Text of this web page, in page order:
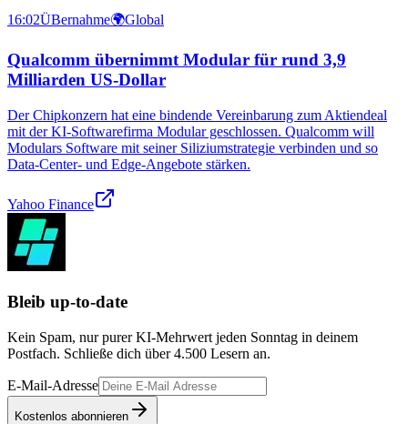
16:02ÜBernahme🌍Global
Qualcomm übernimmt Modular für rund 3,9
Milliarden US-Dollar
Der Chipkonzern hat eine bindende Vereinbarung zum Aktiendeal
mit der KI-Softwarefirma Modular geschlossen. Qualcomm will
Modulars Software mit seiner Siliziumstrategie verbinden und so
Data-Center- und Edge-Angebote stärken.
Yahoo Finance
Bleib up-to-date
Kein Spam, nur purer KI-Mehrwert jeden Sonntag in deinem
Postfach. Schließe dich über4.500 Lesern an.
E-Mail-Adresse
Kostenlos abonnieren